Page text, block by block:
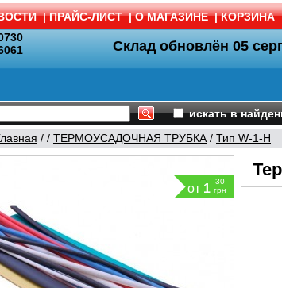
| ПРАЙС-ЛИСТ | О МАГАЗИНЕ | КОРЗИНА
Склад обновлён 05
искать в
/ / ТЕРМОУСАДОЧНАЯ ТРУБКА / Тип W-1-H
от 1
30
грн